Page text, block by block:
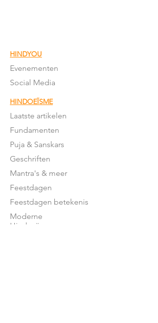
HINDYOU
Evenementen
Social Media
HINDOEÏSME
Laatste artikelen
Fundamenten
Puja & Sanskars
Geschriften
Mantra's & meer
Feestdagen
Feestdagen betekenis
Moderne
Hindoeïsme